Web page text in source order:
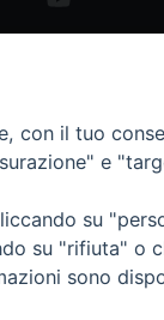
con il tuo
e
su
su "rifiuta" o
sono